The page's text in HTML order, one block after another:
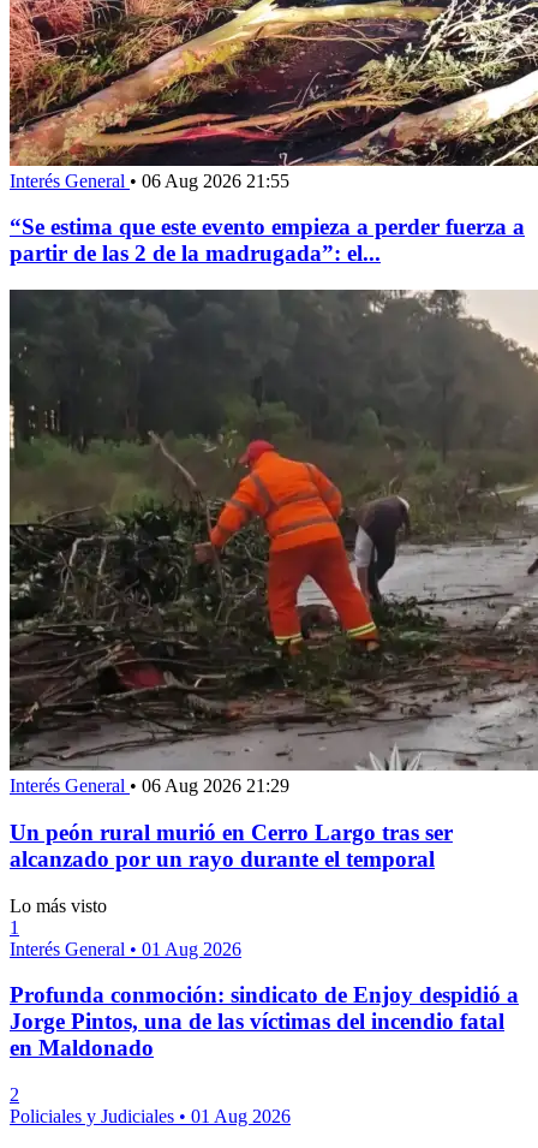
Interés General • 06 Aug 2026 21:55
“Se estima que este evento empieza a perder fuerza a
partir de las 2 de la madrugada”: el...
Interés General • 06 Aug 2026 21:29
Un peón rural murió en Cerro Largo tras ser
alcanzado por un rayo durante el temporal
Lo más visto
1
Interés General • 01 Aug 2026
Profunda conmoción: sindicato de Enjoy despidió a
Jorge Pintos, una de las víctimas del incendio fatal
en Maldonado
2
Policiales y Judiciales • 01 Aug 2026